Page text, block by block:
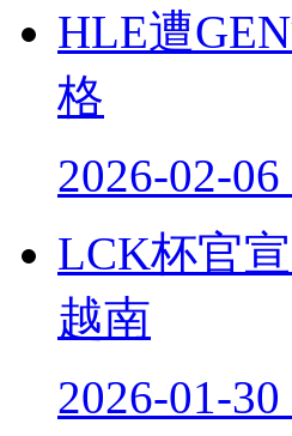
HLE遭
格
2026-02-
LCK杯官
越南
2026-01-